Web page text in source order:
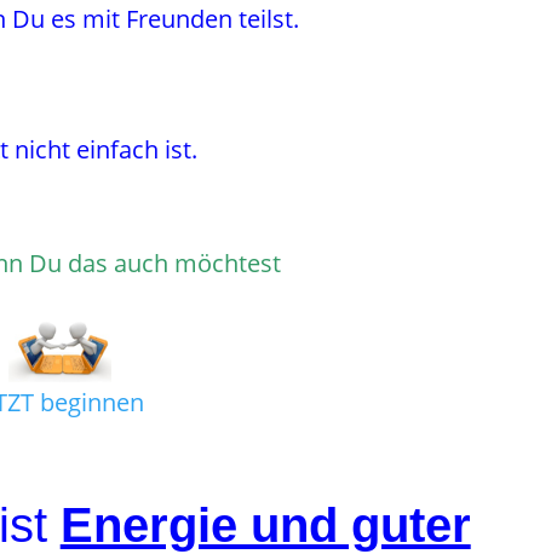
Du es mit Freunden teilst.
nicht einfach ist.
Du das auch möchtest
beginnen
Energie und guter